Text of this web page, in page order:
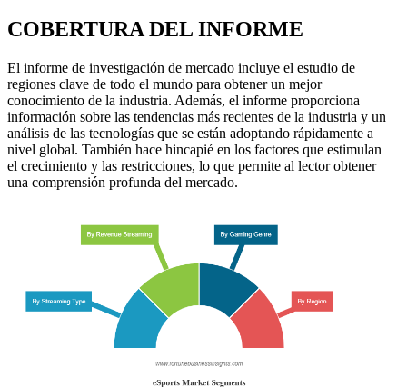
COBERTURA DEL INFORME
El informe de investigación de mercado incluye el estudio de
regiones clave de todo el mundo para obtener un mejor
conocimiento de la industria. Además, el informe proporciona
información sobre las tendencias más recientes de la industria y un
análisis de las tecnologías que se están adoptando rápidamente a
nivel global. También hace hincapié en los factores que estimulan
el crecimiento y las restricciones, lo que permite al lector obtener
una comprensión profunda del mercado.